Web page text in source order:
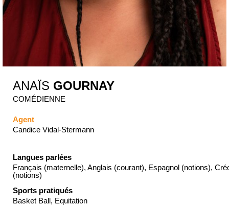
ANAÏS GOURNAY
COMÉDIENNE
Agent
Candice Vidal-Stermann
Langues parlées
Français (maternelle), Anglais (courant), Espagnol (notions),
(notions)
Sports pratiqués
Basket Ball, Equitation